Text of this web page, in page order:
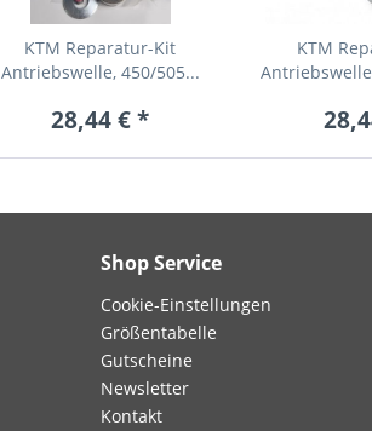
KTM Reparatur-Kit
Antriebswelle, 450/505...
28,44 € *
KTM
Shop Service
Cookie-Einstellungen
Größentabelle
Gutscheine
Newsletter
Kontakt